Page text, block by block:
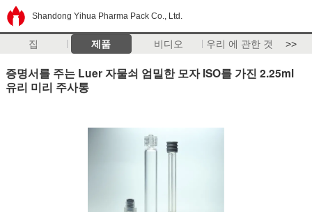
Shandong Yihua Pharma Pack Co., Ltd.
집 제품 비디오 우리 에 관한 것 >>
증명서를 주는 Luer 자물쇠 엄밀한 모자 ISO를 가진 2.25ml
유리 미리 주사통